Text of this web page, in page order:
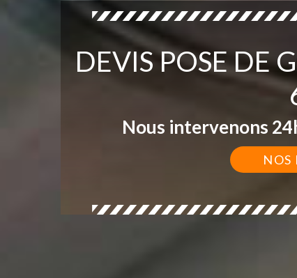
DEVIS POSE DE
Nous intervenons
NOS